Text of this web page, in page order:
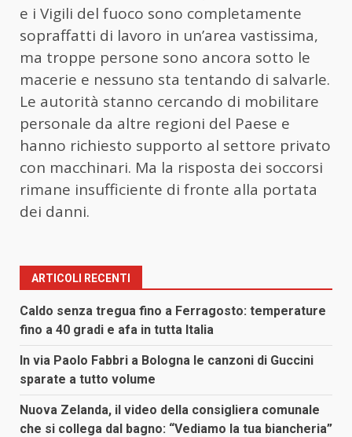
e i Vigili del fuoco sono completamente
sopraffatti di lavoro in un’area vastissima,
ma troppe persone sono ancora sotto le
macerie e nessuno sta tentando di salvarle.
Le autorità stanno cercando di mobilitare
personale da altre regioni del Paese e
hanno richiesto supporto al settore privato
con macchinari. Ma la risposta dei soccorsi
rimane insufficiente di fronte alla portata
dei danni.
ARTICOLI RECENTI
Caldo senza tregua fino a Ferragosto: temperature
fino a 40 gradi e afa in tutta Italia
In via Paolo Fabbri a Bologna le canzoni di Guccini
sparate a tutto volume
Nuova Zelanda, il video della consigliera comunale
che si collega dal bagno: “Vediamo la tua biancheria”